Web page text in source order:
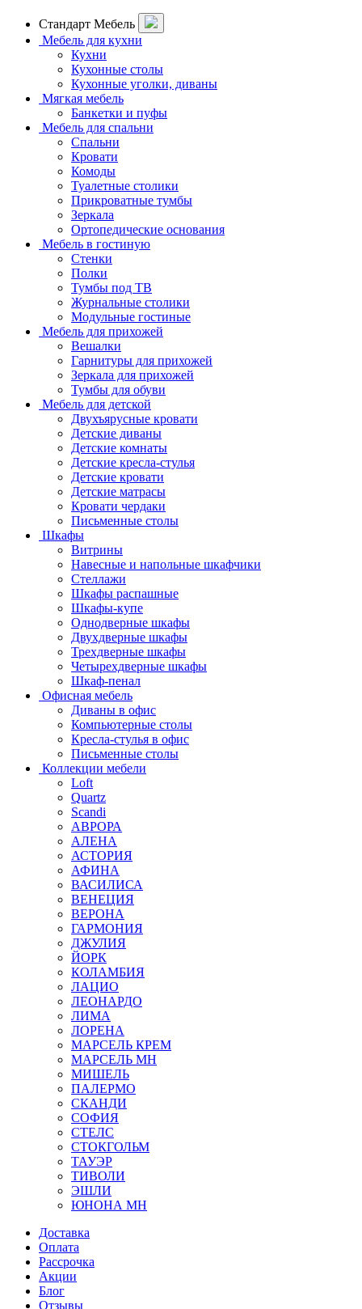
Стандарт Мебель
Мебель для кухни
Кухни
Кухонные столы
Кухонные уголки, диваны
Мягкая мебель
Банкетки и пуфы
Мебель для спальни
Спальни
Кровати
Комоды
Туалетные столики
Прикроватные тумбы
Зеркала
Ортопедические основания
Мебель в гостиную
Стенки
Полки
Тумбы под ТВ
Журнальные столики
Модульные гостиные
Мебель для прихожей
Вешалки
Гарнитуры для прихожей
Зеркала для прихожей
Тумбы для обуви
Мебель для детской
Двухъярусные кровати
Детские диваны
Детские комнаты
Детские кресла-стулья
Детские кровати
Детские матрасы
Кровати чердаки
Письменные столы
Шкафы
Витрины
Навесные и напольные шкафчики
Стеллажи
Шкафы распашные
Шкафы-купе
Однодверные шкафы
Двухдверные шкафы
Трехдверные шкафы
Четырехдверные шкафы
Шкаф-пенал
Офисная мебель
Диваны в офис
Компьютерные столы
Кресла-стулья в офис
Письменные столы
Коллекции мебели
Loft
Quartz
Scandi
АВРОРА
АЛЕНА
АСТОРИЯ
АФИНА
ВАСИЛИСА
ВЕНЕЦИЯ
ВЕРОНА
ГАРМОНИЯ
ДЖУЛИЯ
ЙОРК
КОЛАМБИЯ
ЛАЦИО
ЛЕОНАРДО
ЛИМА
ЛОРЕНА
МАРСЕЛЬ КРЕМ
МАРСЕЛЬ МН
МИШЕЛЬ
ПАЛЕРМО
СКАНДИ
СОФИЯ
СТЕЛС
СТОКГОЛЬМ
ТАУЭР
ТИВОЛИ
ЭШЛИ
ЮНОНА МН
Доставка
Оплата
Рассрочка
Акции
Блог
Отзывы